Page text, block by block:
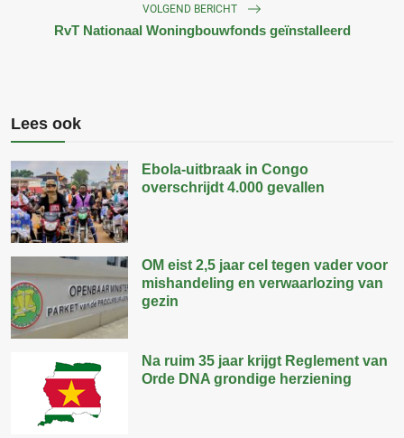
VOLGEND BERICHT
RvT Nationaal Woningbouwfonds geïnstalleerd
Lees ook
Ebola-uitbraak in Congo
overschrijdt 4.000 gevallen
OM eist 2,5 jaar cel tegen vader voor
mishandeling en verwaarlozing van
gezin
Na ruim 35 jaar krijgt Reglement van
Orde DNA grondige herziening